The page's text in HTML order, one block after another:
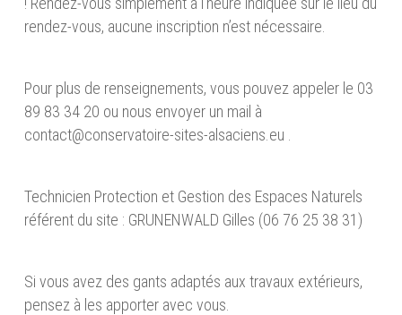
rendez-vous, aucune inscription n’est nécessaire.
Pour plus de renseignements, vous pouvez appeler le 03
89 83 34 20 ou nous envoyer un mail à
contact@conservatoire-sites-alsaciens.eu .
Technicien Protection et Gestion des Espaces Naturels
référent du site : GRUNENWALD Gilles (06 76 25 38 31)
Si vous avez des gants adaptés aux travaux extérieurs,
pensez à les apporter avec vous.